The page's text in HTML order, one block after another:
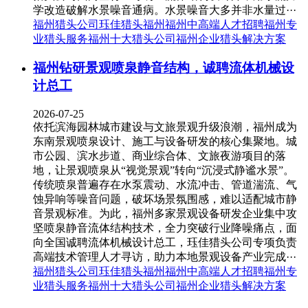
学改造破解水景噪音通病。水景噪音大多并非水量过···
福州猎头公司 珏佳猎头福州福州中高端人才招聘福州专
业猎头服务福州十大猎头公司 福州企业猎头解决方案
福州钻研景观喷泉静音结构，诚聘流体机械设
计总工
2026-07-25
依托滨海园林城市建设与文旅景观升级浪潮，福州成为
东南景观喷泉设计、施工与设备研发的核心集聚地。城
市公园、滨水步道、商业综合体、文旅夜游项目的落
地，让景观喷泉从“视觉景观”转向“沉浸式静谧水景”。
传统喷泉普遍存在水泵震动、水流冲击、管道湍流、气
蚀异响等噪音问题，破坏场景氛围感，难以适配城市静
音景观标准。为此，福州多家景观设备研发企业集中攻
坚喷泉静音流体结构技术，全力突破行业降噪痛点，面
向全国诚聘流体机械设计总工，珏佳猎头公司专项负责
高端技术管理人才寻访，助力本地景观设备产业完成···
福州猎头公司 珏佳猎头福州福州中高端人才招聘福州专
业猎头服务福州十大猎头公司 福州企业猎头解决方案